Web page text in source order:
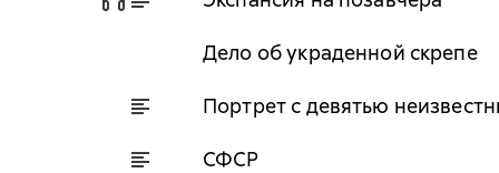
Дело об украденной скрепе
Портрет с девятью
СФСР